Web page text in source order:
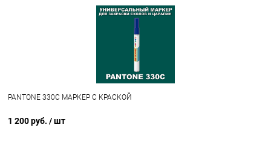
PANTONE 330C МАРКЕР С КРАСКОЙ
1 200 руб. / шт